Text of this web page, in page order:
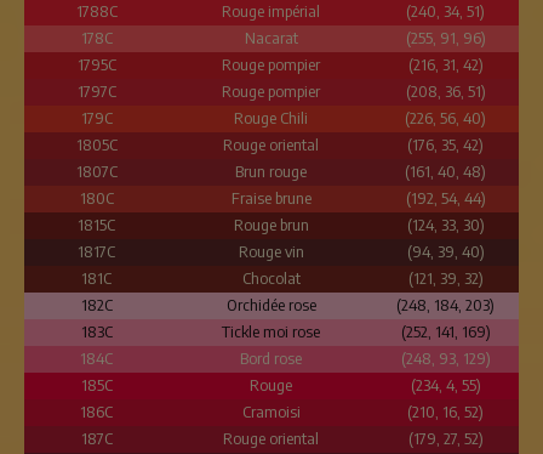
1788C
Rouge impérial
(240, 34, 51)
178C
Nacarat
(255, 91, 96)
1795C
Rouge pompier
(216, 31, 42)
1797C
Rouge pompier
(208, 36, 51)
179C
Rouge Chili
(226, 56, 40)
1805C
Rouge oriental
(176, 35, 42)
1807C
Brun rouge
(161, 40, 48)
180C
Fraise brune
(192, 54, 44)
1815C
Rouge brun
(124, 33, 30)
1817C
Rouge vin
(94, 39, 40)
181C
Chocolat
(121, 39, 32)
182C
Orchidée rose
(248, 184, 203)
183C
Tickle moi rose
(252, 141, 169)
184C
Bord rose
(248, 93, 129)
185C
Rouge
(234, 4, 55)
186C
Cramoisi
(210, 16, 52)
187C
Rouge oriental (179, 27, 52)